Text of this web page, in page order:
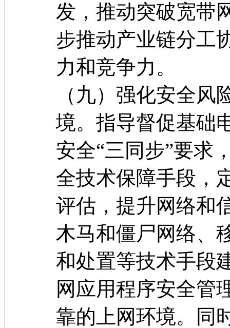
发，推动突破宽带
步推动产业链分工
力和竞争力。
（九）强化安全
境。指导督促基础
安全“三同步”要求
全技术保障手段，
评估，提升网络和
木马和僵尸网络、
和处置等技术手段
网应用程序安全管
靠的上网环境。同